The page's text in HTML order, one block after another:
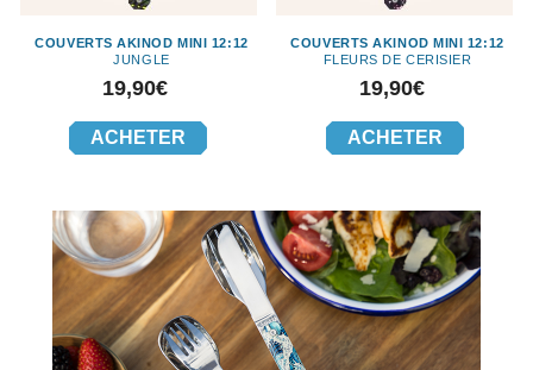
COUVERTS AKINOD MINI 12:12
JUNGLE
Prix
19,90€
ACHETER
COUVERTS AKINOD MINI 12:12
FLEURS DE CERISIER
Prix
19,90€
ACHETER